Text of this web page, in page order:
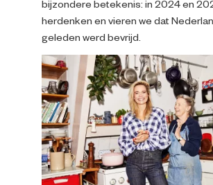
bijzondere betekenis: in 2024 en
herdenken en vieren we dat
geleden werd bevrijd.